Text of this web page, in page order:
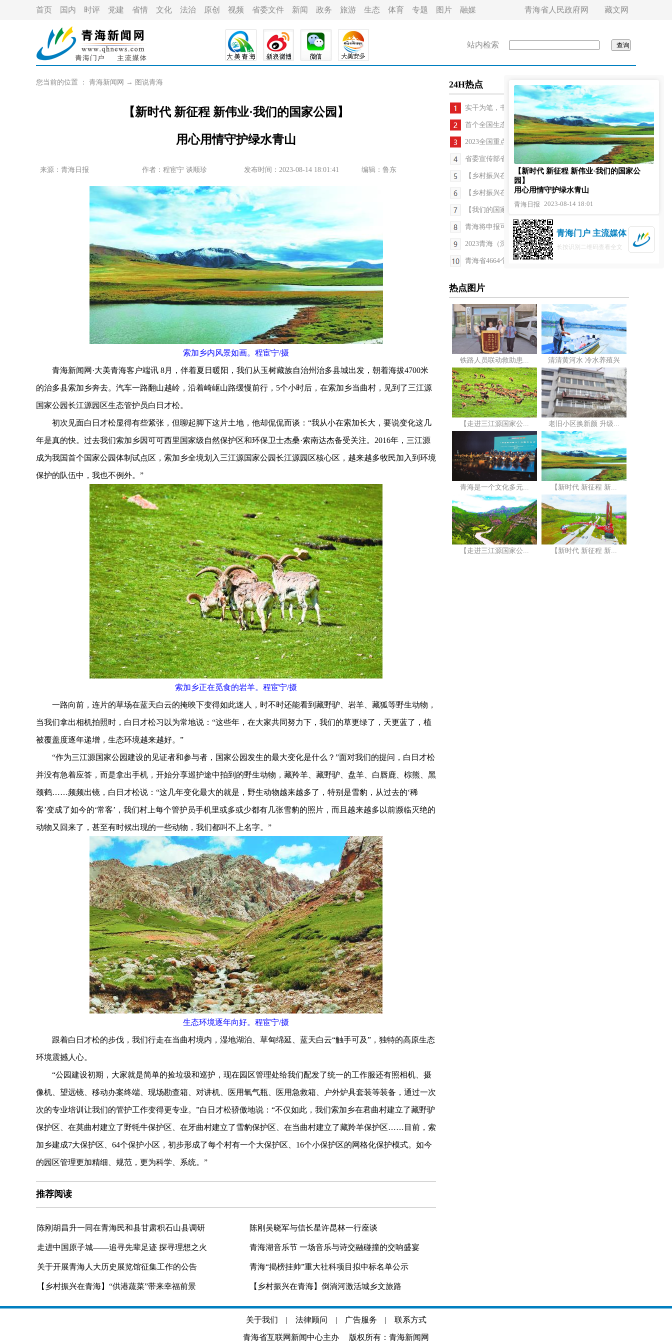
首页 国内 时评 党建 省情 文化 法治 原创 视频 省委文件 新闻 政务 旅游 生态 体育 专题 图片 融媒 青海省人民政府网 藏文网
站内检索
您当前的位置 ： 青海新闻网 → 图说青海
【新时代 新征程 新伟业·我们的国家公园】
用心用情守护绿水青山
来源：青海日报 作者： 程宦宁 谈顺珍 发布时间：2023-08-14 18:01:41 编辑：鲁东
索加乡内风景如画。程宦宁/摄
青海新闻网·大美青海客户端讯 8月，伴着夏日暖阳，我们从玉树藏族自治州治多县城出发，朝着海拔4700米
的治多县索加乡奔去。汽车一路翻山越岭，沿着崎岖山路缓慢前行，5个小时后，在索加乡当曲村，见到了三江源
国家公园长江源园区生态管护员白日才松。
初次见面白日才松显得有些紧张，但聊起脚下这片土地，他却侃侃而谈：“我从小在索加长大，要说变化这几
年是真的快。过去我们索加乡因可可西里国家级自然保护区和环保卫士杰桑·索南达杰备受关注。2016年，三江源
成为我国首个国家公园体制试点区，索加乡全境划入三江源国家公园长江源园区核心区，越来越多牧民加入到环境
保护的队伍中，我也不例外。”
索加乡正在觅食的岩羊。程宦宁/摄
一路向前，连片的草场在蓝天白云的掩映下变得如此迷人，时不时还能看到藏野驴、岩羊、藏狐等野生动物，
当我们拿出相机拍照时，白日才松习以为常地说：“这些年，在大家共同努力下，我们的草更绿了，天更蓝了，植
被覆盖度逐年递增，生态环境越来越好。”
“作为三江源国家公园建设的见证者和参与者，国家公园发生的最大变化是什么？”面对我们的提问，白日才松
并没有急着应答，而是拿出手机，开始分享巡护途中拍到的野生动物，藏羚羊、藏野驴、盘羊、白唇鹿、棕熊、黑
颈鹤……频频出镜，白日才松说：“这几年变化最大的就是，野生动物越来越多了，特别是雪豹，从过去的‘稀
客’变成了如今的‘常客’，我们村上每个管护员手机里或多或少都有几张雪豹的照片，而且越来越多以前濒临灭绝的
动物又回来了，甚至有时候出现的一些动物，我们都叫不上名字。”
生态环境逐年向好。程宦宁/摄
跟着白日才松的步伐，我们行走在当曲村境内，湿地湖泊、草甸绵延、蓝天白云“触手可及”，独特的高原生态
环境震撼人心。
“公园建设初期，大家就是简单的捡垃圾和巡护，现在园区管理处给我们配发了统一的工作服还有照相机、摄
像机、望远镜、移动办案终端、现场勘查箱、对讲机、医用氧气瓶、医用急救箱、户外炉具套装等装备，通过一次
次的专业培训让我们的管护工作变得更专业。”白日才松骄傲地说：“不仅如此，我们索加乡在君曲村建立了藏野驴
保护区、在莫曲村建立了野牦牛保护区、在牙曲村建立了雪豹保护区、在当曲村建立了藏羚羊保护区……目前，索
加乡建成7大保护区、64个保护小区，初步形成了每个村有一个大保护区、16个小保护区的网格化保护模式。如今
的园区管理更加精细、规范，更为科学、系统。”
推荐阅读
陈刚胡昌升一同在青海民和县甘肃积石山县调研 陈刚吴晓军与信长星许昆林一行座谈
走进中国原子城——追寻先辈足迹 探寻理想之火 青海湖音乐节 一场音乐与诗交融碰撞的交响盛宴
关于开展青海人大历史展览馆征集工作的公告 青海“揭榜挂帅”重大社科项目拟中标名单公示
【乡村振兴在青海】“供港蔬菜”带来幸福前景 【乡村振兴在青海】倒淌河激活城乡文旅路
24H热点
实干为笔，书写美丽乡村新答卷
首个全国生态日青海省宣传活动8月15日举办
2023全国重点网络媒体青海行采访活动正式启动
省委宣传部省文联省作协致杨志军先生的贺信
【乡村振兴在青海】“供港蔬菜”带来幸福前景
【乡村振兴在青海】倒淌河激活城乡文旅路
【我们的国家公园】用心用情守护绿水青山
青海将申报可鲁克湖-托素湖为国际重要湿地
2023青海（深圳）绿色商品大集在深圳开幕
青海省4664个村（社区）有儿童主任啦
热点图片
铁路人员联动救助患... 清清黄河水 冷水养殖兴
【走进三江源国家公... 老旧小区换新颜 升级...
青海是一个文化多元... 【新时代 新征程 新...
【走进三江源国家公... 【新时代 新征程 新...
关于我们 | 法律顾问 | 广告服务 | 联系方式
青海省互联网新闻中心主办 版权所有：青海新闻网
【新时代 新征程 新伟业·我们的国家公
园】
用心用情守护绿水青山
青海日报 2023-08-14 18:01
青海门户 主流媒体
长按识别二维码查看全文